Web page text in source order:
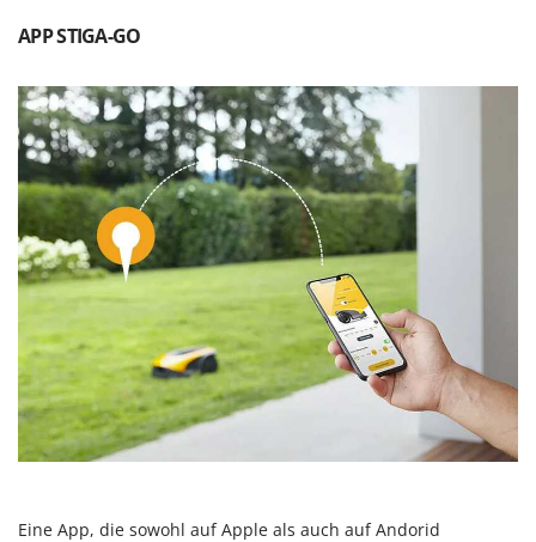
Wurstfüller
Z
Zerstäuber
Zinkeneggen
Zubehör für Rasentraktoren
Lotusgrill
M
M.A.I.BO.
Macom
Macte Ovens
Makita
MAMMAMIA
Marcato
Marina Systems
Master
Mastercook
MCH
APP STIGA-GO
Eine App, die sowohl auf Apple als auch auf Andorid